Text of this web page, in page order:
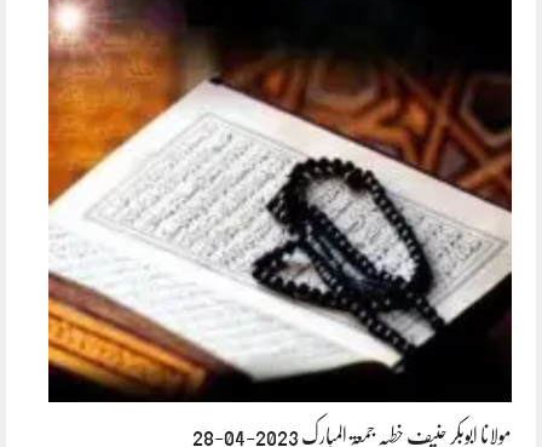
مولانا ابوبکر حنیف خطبہ جمعۃ المبارک 2023-04-28